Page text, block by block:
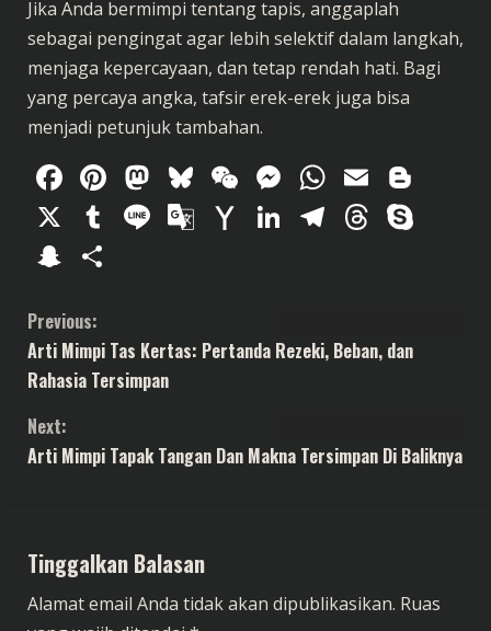
Jika Anda bermimpi tentang tapis, anggaplah
sebagai pengingat agar lebih selektif dalam langkah,
menjaga kepercayaan, dan tetap rendah hati. Bagi
yang percaya angka, tafsir erek-erek juga bisa
menjadi petunjuk tambahan.
Facebook
Pinterest
Mastodon
Bluesky
WeChat
Messenger
Email
X
Tumblr
LineGoogle
YahooLinkedIn
Telegram
Snapchat
C
o
n
t
n
u
Previous:
Arti Mimpi Tas Kertas: Pertanda Rezeki, Beban, dan
Rahasia Tersimpan
Next:
Arti Mimpi Tapak Tangan Dan Makna Tersimpan Di Baliknya
Tinggalkan Balasan
Alamat email Anda tidak akan dipublikasikan. Ruas